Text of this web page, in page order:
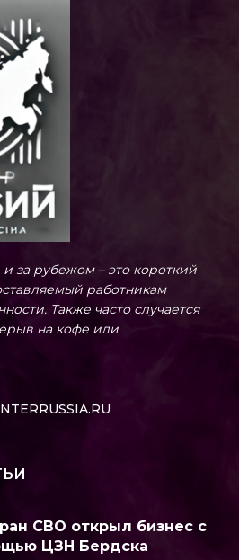
за рубежом – это короткий
работникам
Также часто случается
на кофе или
СВО открыл бизнес с
ЦЗН Бердска